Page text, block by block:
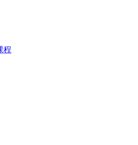
程